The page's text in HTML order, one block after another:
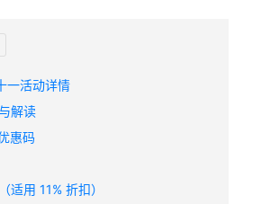
一活动详情
解读
惠码
适用 11% 折扣）